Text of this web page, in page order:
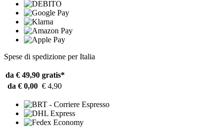
Spese di spedizione per Italia
da € 49,90 gratis*
da € 0,00 € 4,90